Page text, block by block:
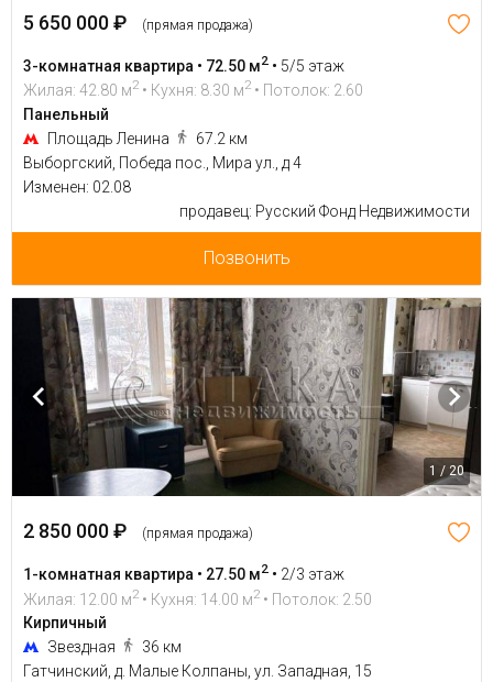
5 650 000 ₽ (прямая продажа)
3-комнатная квартира • 72.50 м2 • 5/5 этаж
Жилая: 42.80 м2 • Кухня: 8.30 м2 • Потолок: 2.60
Панельный
Площадь Ленина
67.2 км
Выборгский, Победа пос., Мира ул., д 4
Изменен: 02.08
продавец: Русский Фонд Недвижимости
Позвонить
1 / 20
2 850 000 ₽ (прямая продажа)
1-комнатная квартира • 27.50 м2 • 2/3 этаж
Жилая: 12.00 м2 • Кухня: 14.00 м2 • Потолок: 2.50
Кирпичный
Звездная
36 км
Гатчинский, д. Малые Колпаны, ул. Западная, 15